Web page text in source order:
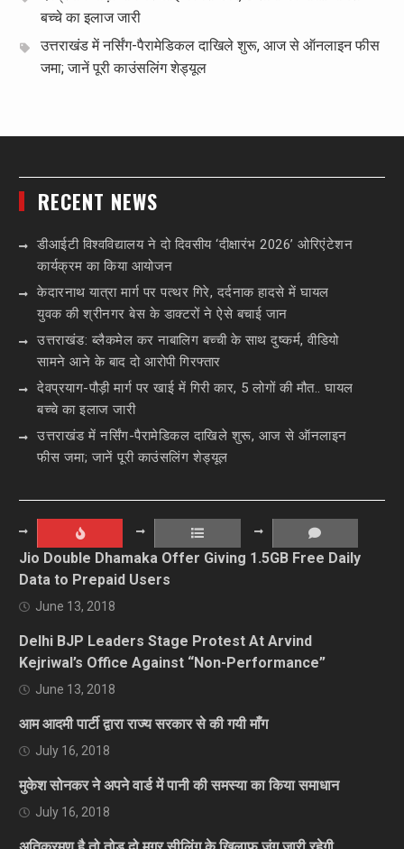
बच्चे का इलाज जारी
उत्तराखंड में नर्सिंग-पैरामेडिकल दाखिले शुरू, आज से ऑनलाइन फीस
जमा; जानें पूरी काउंसलिंग शेड्यूल
RECENT NEWS
डीआईटी विश्वविद्यालय ने दो दिवसीय ‘दीक्षारंभ 2026’ ओरिएंटेशन
कार्यक्रम का किया आयोजन
केदारनाथ यात्रा मार्ग पर पत्थर गिरे, दर्दनाक हादसे में घायल
युवक की श्रीनगर बेस के डाक्टरों ने ऐसे बचाई जान
उत्तराखंड: ब्लैकमेल कर नाबालिग बच्ची के साथ दुष्कर्म, वीडियो
सामने आने के बाद दो आरोपी गिरफ्तार
देवप्रयाग-पौड़ी मार्ग पर खाई में गिरी कार, 5 लोगों की मौत.. घायल
बच्चे का इलाज जारी
उत्तराखंड में नर्सिंग-पैरामेडिकल दाखिले शुरू, आज से ऑनलाइन
फीस जमा; जानें पूरी काउंसलिंग शेड्यूल
Jio Double Dhamaka Offer Giving 1.5GB Free Daily
Data to Prepaid Users
June 13, 2018
Delhi BJP Leaders Stage Protest At Arvind
Kejriwal’s Office Against “Non-Performance”
June 13, 2018
आम आदमी पार्टी द्वारा राज्य सरकार से की गयी माँग
July 16, 2018
मुकेश सोनकर ने अपने वार्ड में पानी की समस्या का किया समाधान
July 16, 2018